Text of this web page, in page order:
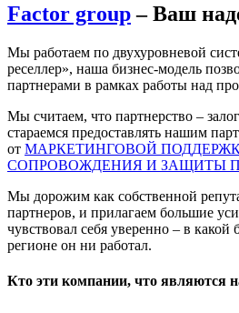
Factor group– Ваш
Мы работаем по двухуровневой
реселлер», наша бизнес-модель
партнерами в рамках работы над
Мы считаем, что партнерство –
стараемся предоставлять нашим
от МАРКЕТИНГОВОЙ
СОПРОВОЖДЕНИЯ И ЗАЩИТЫ
Мы дорожим как собственной
партнеров, и прилагаем большие
чувствовал себя уверенно – в
регионе он ни работал.
Кто эти компании, что являются